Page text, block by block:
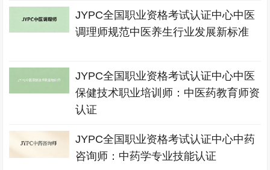
JYPC全国职业资格考试认证中心中医
调理师规范中医养生行业发展新标准
JYPC全国职业资格考试认证中心中医
保健技术职业培训师：中医药教育师资
认证
JYPC全国职业资格考试认证中心中药
咨询师：中药学专业技能认证